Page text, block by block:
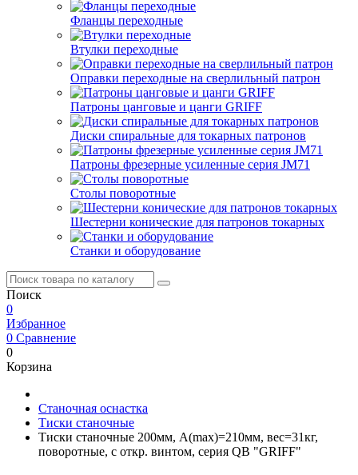
Фланцы переходные
Втулки переходные
Оправки переходные на сверлильный патрон
Патроны цанговые и цанги GRIFF
Диски спиральные для токарных патронов
Патроны фрезерные усиленные серия JM71
Столы поворотные
Шестерни конические для патронов токарных
Станки и оборудование
Поиск
0
Избранное
0 Сравнение
0
Корзина
Станочная оснастка
Тиски станочные
Тиски станочные 200мм, A(max)=210мм, вес=31кг,
поворотные, с откр. винтом, серия QB "GRIFF"